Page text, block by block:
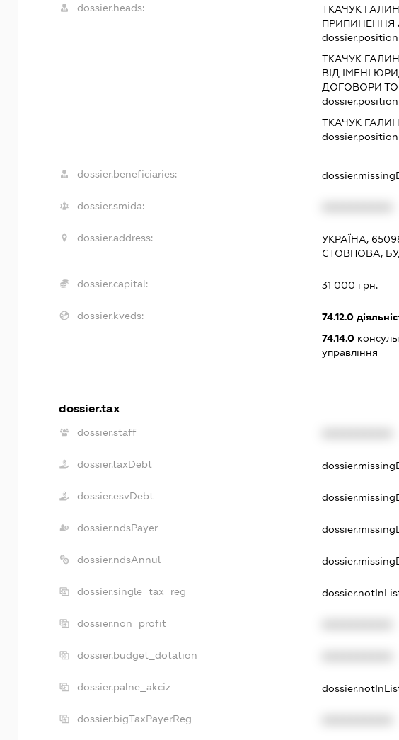
dossier.heads: ТКАЧУК
ПРИПИНЕННЯ
ТКАЧУК
ВІД ІМЕНІ
ДОГОВОРИ
ТКАЧУК
dossier.beneficiaries:
dossier.smida:
dossier.address:
УКРАЇНА,
СТОВПОВА,
dossier.capital: 31 000 грн.
dossier.kveds: 74.12.0
74.14.0
управління
dossier.tax
dossier.staff
dossier.taxDebt
dossier.esvDebt
dossier.ndsPayer
dossier.ndsAnnul
dossier.single_tax_reg
dossier.non_profit
dossier.budget_dotation
dossier.palne_akciz
dossier.bigTaxPayerReg